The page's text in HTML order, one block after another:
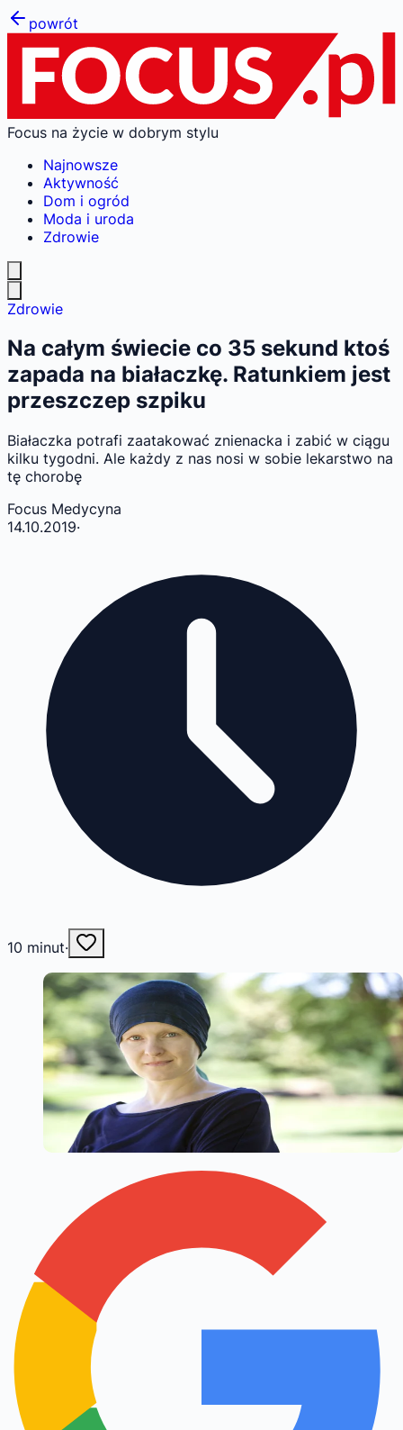
powrót
Focus na życie w dobrym stylu
Najnowsze
Aktywność
Dom i ogród
Moda i uroda
Zdrowie
Zdrowie
Na całym świecie co 35 sekund ktoś
zapada na białaczkę. Ratunkiem jest
przeszczep szpiku
Białaczka potrafi zaatakować znienacka i zabić w ciągu
kilku tygodni. Ale każdy z nas nosi w sobie lekarstwo na
tę chorobę
Focus Medycyna
14.10.2019·
10 minut·